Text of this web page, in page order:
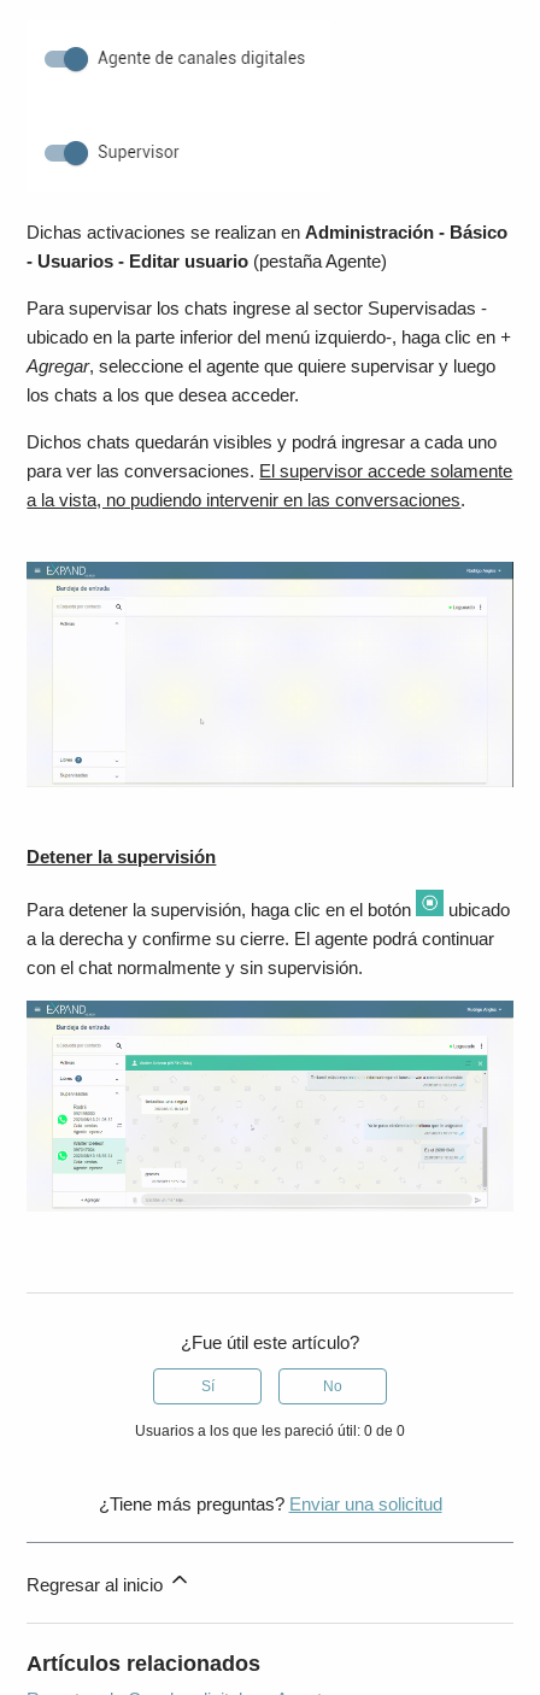
Dichas activaciones se realizan enAdministración - Básico
- Usuarios - Editar usuario (pestaña Agente)
Para supervisar los chats ingrese al sector Supervisadas -
ubicado en la parte inferior del menú izquierdo-, haga clic en +
Agregar, seleccione el agente que quiere supervisar y luego
los chats a los que desea acceder.
Dichos chats quedarán visibles y podrá ingresar a cada uno
para ver las conversaciones. El supervisor accede solamente
a la vista, no pudiendo intervenir en las conversaciones.
Detener la supervisión
Para detener la supervisión, haga clic en el botón
ubicado
a la derecha y confirme su cierre. El agente podrá continuar
con el chat normalmente y sin supervisión.
¿Fue útil este artículo?
Sí No
Usuarios a los que les pareció útil: 0 de 0
¿Tiene más preguntas? Enviar una solicitud
Regresar al inicio
Artículos relacionados